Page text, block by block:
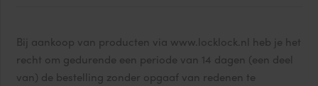
Bij aankoop van producten via www.locklock.nl heb je het
recht om gedurende een periode van 14 dagen (een deel
van) de bestelling zonder opgaaf van redenen te